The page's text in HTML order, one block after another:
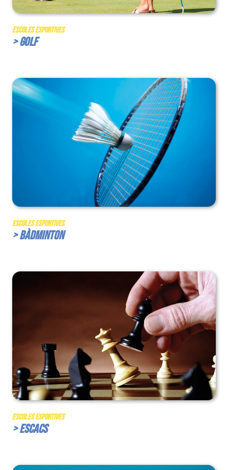
Escoles Esportives
> Golf
Escoles Esportives
> Bàdminton
Escoles Esportives
> Escacs